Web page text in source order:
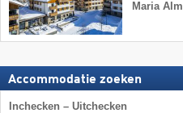
Maria Alm
Accommodatie zoeken
Inchecken – Uitchecken